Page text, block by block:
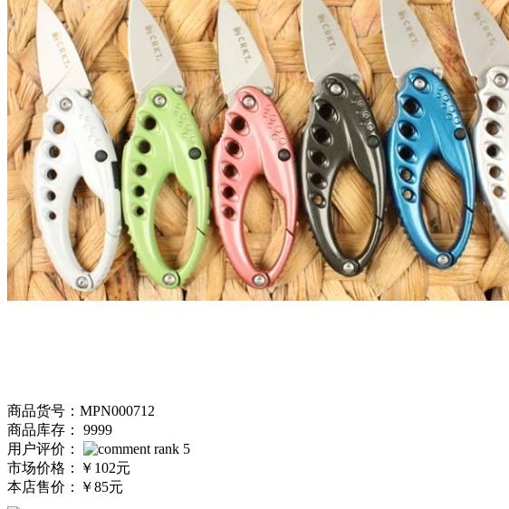
商品货号：MPN000712
商品库存： 9999
用户评价：
市场价格：
￥102元
本店售价：
￥85元